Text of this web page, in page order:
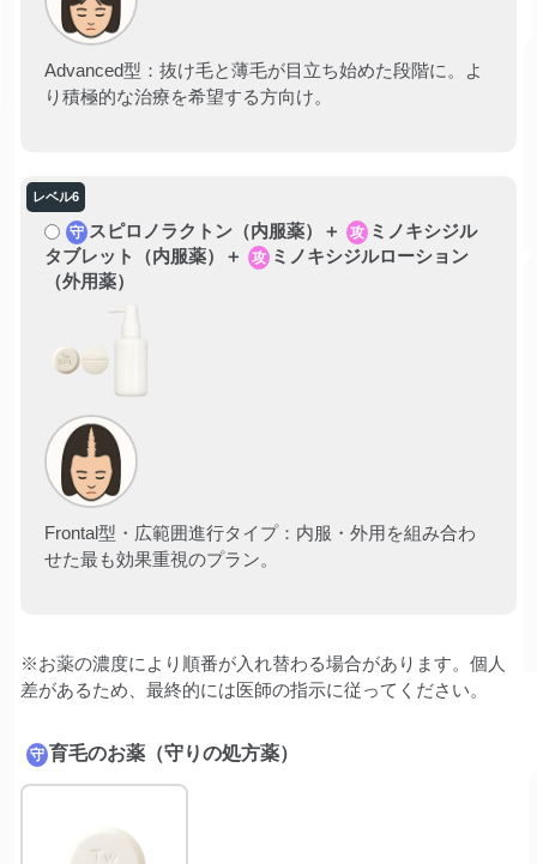
Advanced型：抜け毛と薄毛が目立ち始めた段階に。よ
り積極的な治療を希望する方向け。
守 スピロノラクトン（内服薬）＋ 攻 ミノキシジル
タブレット（内服薬）＋
攻 ミノキシジルローション
（外用薬）
Frontal型・広範囲進行タイプ：内服・外用を組み合わ
せた最も効果重視のプラン。
※お薬の濃度により順番が入れ替わる場合があります。個人
差があるため、最終的には医師の指示に従ってください。
守 育毛のお薬（守りの処方薬）